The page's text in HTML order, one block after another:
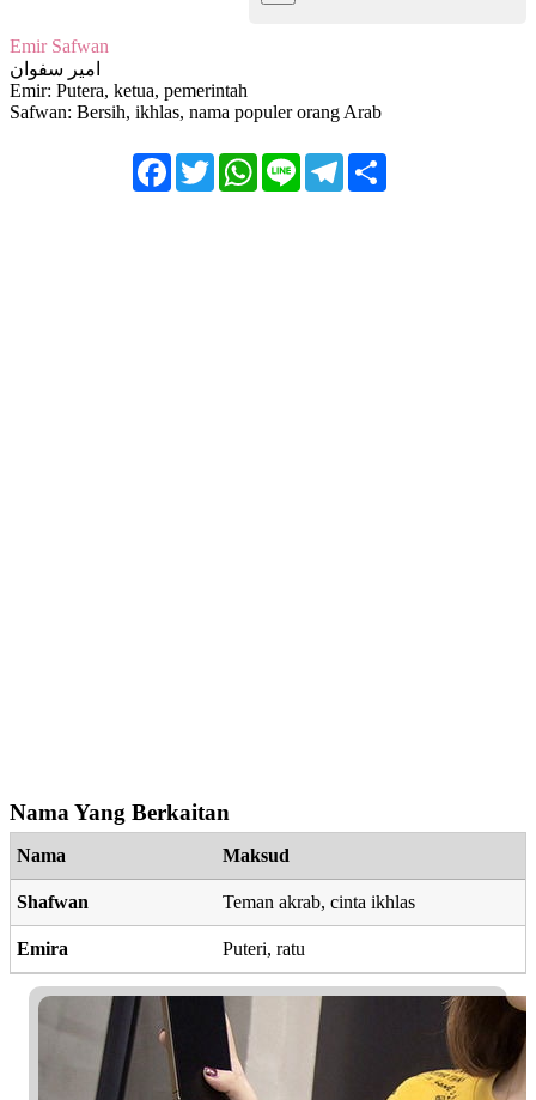
Emir Safwan
امير سفوان
Emir: Putera, ketua, pemerintah
Safwan: Bersih, ikhlas, nama populer orang Arab
FacebookTwitterWhatsApp
Line Telegram
Nama Yang Berkaitan
Nama Maksud
Shafwan Teman akrab, cinta ikhlas
Emira Puteri, ratu